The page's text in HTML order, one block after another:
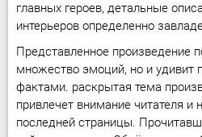
главных героев, детальные
интерьеров определенно
Представленное произведение
множество эмоций, но и удивит
фактами. раскрытая тема
привлечет внимание читателя и
последней страницы.